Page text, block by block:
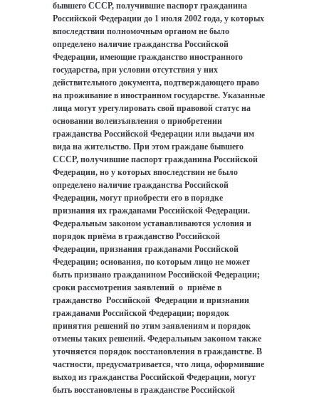
бывшего СССР, получившие паспорт гражданина
Российской Федерации до 1 июля 2002 года, у которых
впоследствии полномочным органом не было
определено наличие гражданства Российской
Федерации, имеющие гражданство иностранного
государства, при условии отсутствия у них
действительного документа, подтверждающего право
на проживание в иностранном государстве. Указанные
лица могут урегулировать свой правовой статус на
основании волеизъявления о приобретении
гражданства Российской Федерации или выдачи им
вида на жительство. При этом граждане бывшего
СССР, получившие паспорт гражданина Российской
Федерации, но у которых впоследствии не было
определено наличие гражданства Российской
Федерации, могут приобрести его в порядке
признания их гражданами Российской Федерации.
Федеральным законом устанавливаются условия и
порядок приёма в гражданство Российской
Федерации, признания гражданами Российской
Федерации; основания, по которым лицо не может
быть признано гражданином Российской Федерации;
сроки рассмотрения заявлений о приёме в
гражданство Российской Федерации и признании
гражданами Российской Федерации; порядок
принятия решений по этим заявлениям и порядок
отмены таких решений. Федеральным законом также
уточняется порядок восстановления в гражданстве. В
частности, предусматривается, что лица, оформившие
выход из гражданства Российской Федерации, могут
быть восстановлены в гражданстве Российской